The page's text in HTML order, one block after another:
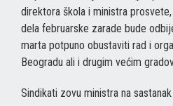
direktora škola i ministra
dela februarske zarade bude
marta potpuno obustaviti rad i
Beogradu ali i drugim većim
Sindikati zovu ministra na sastanak